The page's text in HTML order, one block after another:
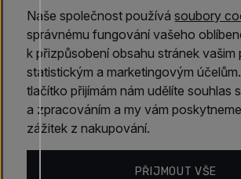
Šetrně odstraňuje nečistoty, make-up i
Dopřává pleti intenzivní hydrataci.
Zanechává pokožku hebkou a v
Tester s totožným obsahem jako
Klíčové benefity
Čistí pleť bez nepříjemného pocitu
Pomáhá zanechat pokožku jemnější a
Napomáhá udržet přirozenou
Číst dále
Vlastnosti
Estée Lauder
Naše společnost používásoubory
správnému fungování vašeho
k přizpůsobení obsahu stránek vašim
statistickým a marketingovým
tlačítko přijímám nám udělíte souhlas
a zpracováním a my vám
zážitek z nakupování.
PŘIJMOUT VŠE